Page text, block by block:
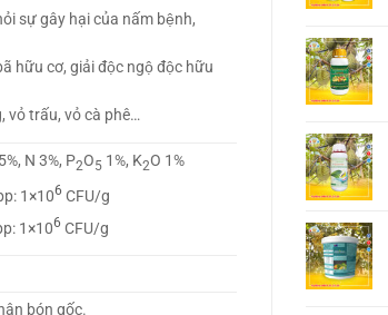
sự gây hại của nấm bệnh,
hữu cơ, giải độc ngộ độc hữu
vỏ trấu, vỏ cà phê…
N 3%, P2O5 1%, K2O 1%
1×106 CFU/g
1×106 CFU/g
bón gốc.